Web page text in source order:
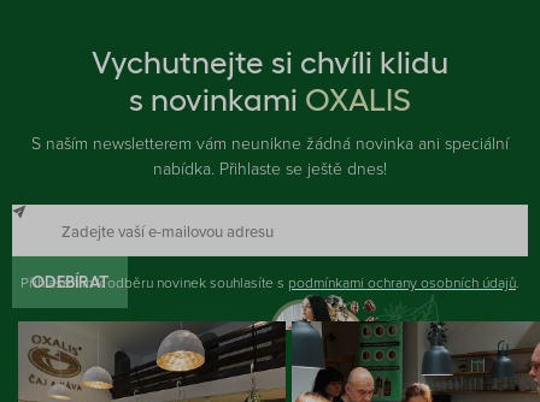
Vychutnejte si chvíli klidu
s novinkami OXALIS
S naším newsletterem vám neunikne žádná novinka ani speciální
nabídka. Přihlaste se ještě dnes!
ODEBÍRAT
Přihlášením k odběru novinek souhlasíte s podmínkami ochrany osobních údajů.